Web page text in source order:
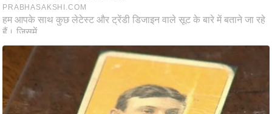
स्थ
ल
त्यो
हा